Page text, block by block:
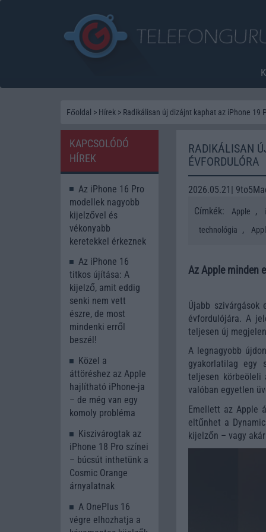
Főoldal > Hírek > Radikálisan új dizájnt kaphat az iPhone 19
RADIKÁLISAN
ÉVFORDULÓRA
2026.05.21|
Címkék:
Apple ,
technológia ,
Az Apple minden
Újabb
évfordulójára. A
teljesen új
A legnagyobb
gyakorlatilag egy
teljesen körbeöleli
valóban egyetlen
Emellett az Apple
eltűnhet a
kijelzőn – vagy
KAPCSOLÓDÓ
HÍREK
Az iPhone 16 Pro
modellek nagyobb
kijelzővel és
vékonyabb
keretekkel érkeznek
Az iPhone 16
titkos újítása: A
kijelző, amit eddig
senki nem vett
észre, de most
mindenki erről
beszél!
Közel a
áttöréshez az Apple
hajlítható iPhone-ja
– de még van egy
komoly probléma
Kiszivárogtak az
iPhone 18 Pro színei
– búcsút inthetünk a
Cosmic Orange
árnyalatnak
A OnePlus 16
végre elhozhatja a